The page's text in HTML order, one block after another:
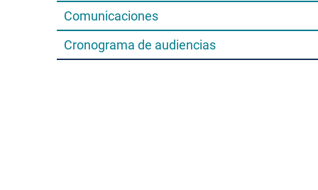
Comunicaciones
Cronograma de audiencias